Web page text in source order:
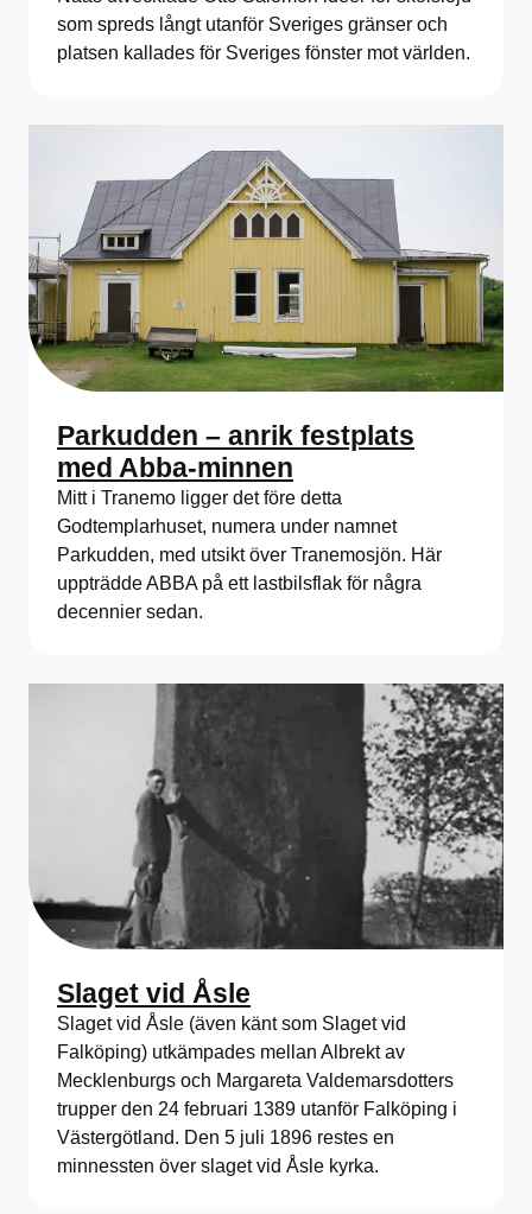
som spreds långt utanför Sveriges gränser och
platsen kallades för Sveriges fönster mot världen.
Parkudden – anrik festplats
med Abba-minnen
Mitt i Tranemo ligger det före detta
Godtemplarhuset, numera under namnet
Parkudden, med utsikt över Tranemosjön. Här
uppträdde ABBA på ett lastbilsflak för några
decennier sedan.
Slaget vid Åsle
Slaget vid Åsle (även känt som Slaget vid
Falköping) utkämpades mellan Albrekt av
Mecklenburgs och Margareta Valdemarsdotters
trupper den 24 februari 1389 utanför Falköping i
Västergötland. Den 5 juli 1896 restes en
minnessten över slaget vid Åsle kyrka.